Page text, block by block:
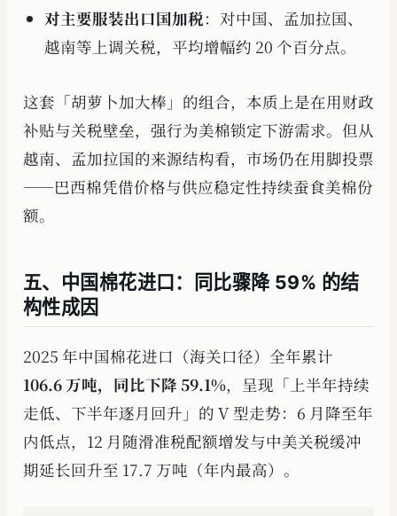
对主要服装出口国加税：对中国、孟加拉国、
越南等上调关税，平均增幅约 20 个百分点。
这套「胡萝卜加大棒」的组合，本质上是在用财政
补贴与关税壁垒，强行为美棉锁定下游需求。但从
越南、孟加拉国的来源结构看，市场仍在用脚投票
——巴西棉凭借价格与供应稳定性持续蚕食美棉份
额。
五、中国棉花进口：同比骤降 59% 的结
构性成因
2025 年中国棉花进口（海关口径）全年累计
106.6 万吨，同比下降 59.1%，呈现「上半年持续
走低、下半年逐月回升」的 V 型走势：6 月降至年
内低点，12 月随滑准税配额增发与中美关税缓冲
期延长回升至 17.7 万吨（年内最高）。